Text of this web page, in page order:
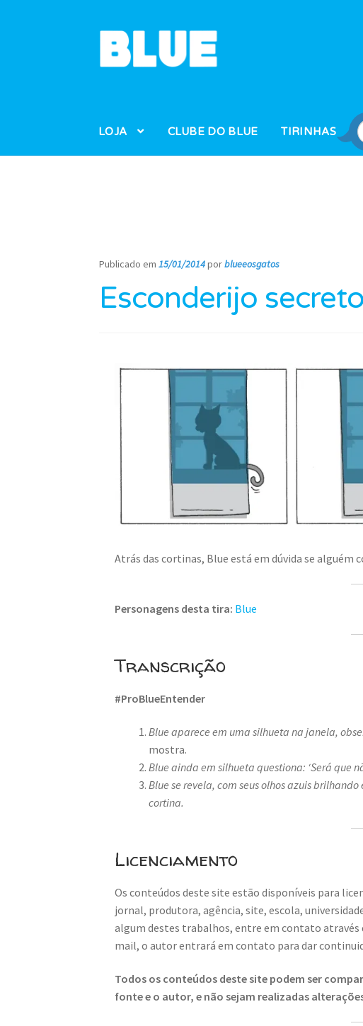
Pular
para
Pular
para
LOJA CLUBE DO BLUE TIRINHAS
Publicado em15/01/2014porblueeosgatos
Esconderijo
Atrás das cortinas, Blue está em dúvida se alguém
Personagens desta tira: Blue
Transcrição
#ProBlueEntender
Blue aparece em uma silhueta na janela,
mostra.
Blue ainda em silhueta questiona: ‘Será que
Blue se revela, com seus olhos azuis
cortina.
Licenciamento
Os conteúdos deste site estão disponíveis para
jornal, produtora, agência, site, escola,
algum destes trabalhos, entre em contato através
mail, o autor entrará em contato para dar
Todos os conteúdos deste site podem ser
fonte e o autor, e não sejam realizadas